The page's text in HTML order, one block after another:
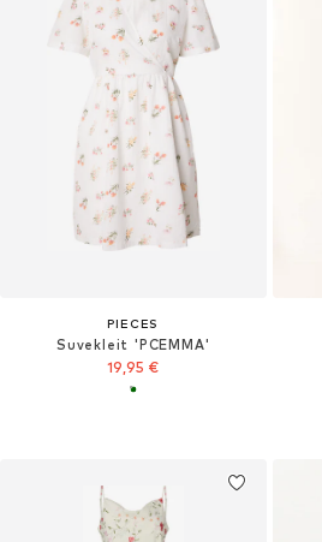
PIECES
Suvekleit 'PCEMMA'
19,95 €